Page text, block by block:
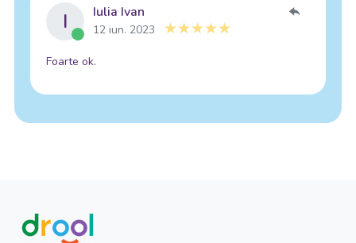
I Iulia Ivan
12 iun. 2023
Foarte ok.